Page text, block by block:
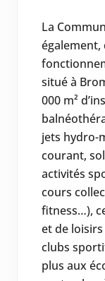
La
également,
situé à
000 m²
jets hydro-
courant,
activités
cours
fitness…),
et de
clubs
plus aux